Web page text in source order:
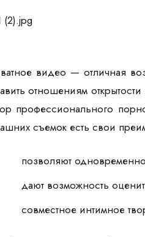
видео — отличная
отношениям
профессионального
съемок есть свои
позволяют
дают возможность
совместное интимное